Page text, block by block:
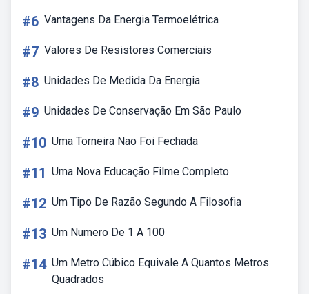
#6 Vantagens Da Energia Termoelétrica
#7 Valores De Resistores Comerciais
#8 Unidades De Medida Da Energia
#9 Unidades De Conservação Em São Paulo
#10 Uma Torneira Nao Foi Fechada
#11 Uma Nova Educação Filme Completo
#12 Um Tipo De Razão Segundo A Filosofia
#13 Um Numero De 1 A 100
#14 Um Metro Cúbico Equivale A Quantos Metros
Quadrados